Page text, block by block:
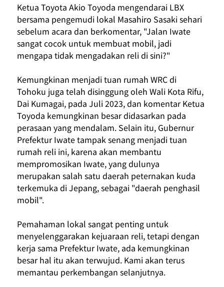
Ketua Toyota Akio Toyoda mengendarai LBX
bersama pengemudi lokal Masahiro Sasaki sehari
sebelum acara dan berkomentar, "Jalan Iwate
sangat cocok untuk membuat mobil, jadi
mengapa tidak mengadakan reli di sini?"
Kemungkinan menjadi tuan rumah WRC di
Tohoku juga telah disinggung oleh Wali Kota Rifu,
Dai Kumagai, pada Juli 2023, dan komentar Ketua
Toyoda kemungkinan besar didasarkan pada
perasaan yang mendalam. Selain itu, Gubernur
Prefektur Iwate tampak senang menjadi tuan
rumah reli ini, karena akan membantu
mempromosikan Iwate, yang dulunya
merupakan salah satu daerah peternakan kuda
terkemuka di Jepang, sebagai "daerah penghasil
mobil".
Pemahaman lokal sangat penting untuk
menyelenggarakan kejuaraan reli, tetapi dengan
kerja sama Prefektur Iwate, ada kemungkinan
besar hal itu akan terwujud. Kami akan terus
memantau perkembangan selanjutnya.